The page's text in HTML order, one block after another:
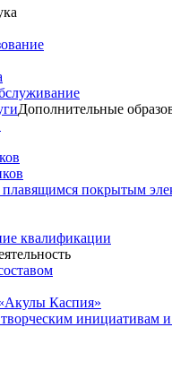
Дополнительные
покрытым
квалификации
Каспия»